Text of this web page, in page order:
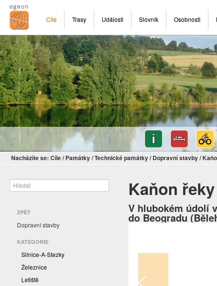
Cíle Trasy Události Slovník Osobnosti
Nacházíte se: Cíle/ Památky/Technické památky/ Dopravní stavby/
ZPĚT
Dopravní stavby
KATEGORIE
Silnice-A-Stezky
Železnice
Letiště
Kaňon
V hlubokém údolí
do Beogradu